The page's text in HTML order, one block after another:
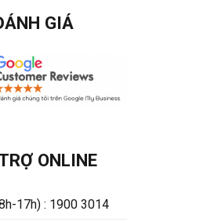
GIÁ
ONLINE
17h) : 1900 3014